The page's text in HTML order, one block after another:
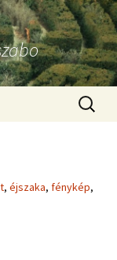
, éjszaka, fénykép,